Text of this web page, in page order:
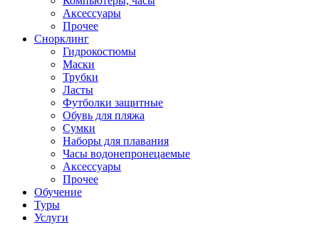
Аксессуары
Прочее
Снорклинг
Гидрокостюмы
Маски
Трубки
Ласты
Футболки защитные
Обувь для пляжа
Сумки
Наборы для плавания
Часы водонепронецаемые
Аксессуары
Прочее
Обучение
Туры
Услуги